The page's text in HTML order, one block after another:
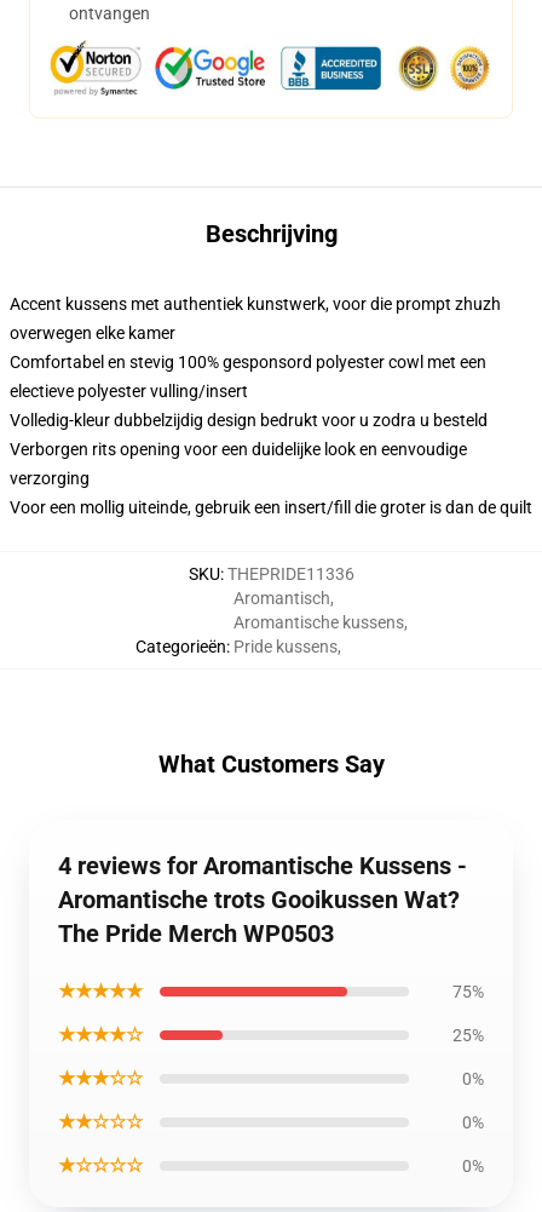
ontvangen
Beschrijving
Accent kussens met authentiek kunstwerk, voor die prompt zhuzh
overwegen elke kamer
Comfortabel en stevig 100% gesponsord polyester cowl met een
electieve polyester vulling/insert
Volledig-kleur dubbelzijdig design bedrukt voor u zodra u besteld
Verborgen rits opening voor een duidelijke look en eenvoudige
verzorging
Voor een mollig uiteinde, gebruik een insert/fill die groter is dan de quilt
SKU:THEPRIDE11336
Categorieën:
Aromantisch,
Aromantische kussens,
Pride kussens,
What Customers Say
4 reviews for Aromantische Kussens -
Aromantische trots Gooikussen Wat?
The Pride Merch WP0503
★★★★★ 75%
★★★★☆ 25%
★★★☆☆ 0%
★★☆☆☆ 0%
★☆☆☆☆ 0%